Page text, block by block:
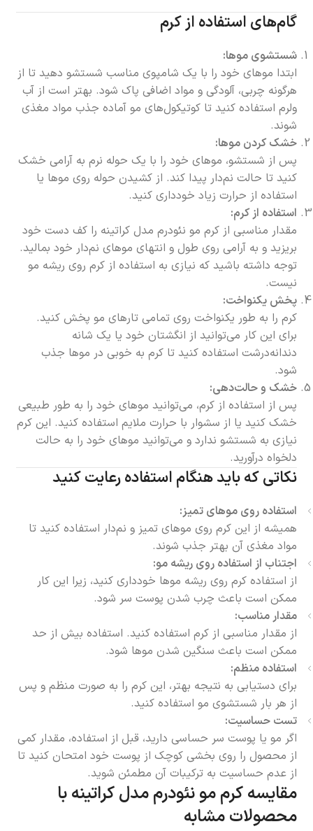
گام‌های استفاده از کرم
شستشوی موها:
ابتدا موهای خود را با یک شامپوی مناسب شستشو دهید تا از
هرگونه چربی، آلودگی و مواد اضافی پاک شود. بهتر است از آب
ولرم استفاده کنید تا کوتیکول‌های مو آماده جذب مواد مغذی
شوند.
خشک کردن موها:
پس از شستشو، موهای خود را با یک حوله نرم به آرامی خشک
کنید تا حالت نم‌دار پیدا کند. از کشیدن حوله روی موها یا
استفاده از حرارت زیاد خودداری کنید.
استفاده از کرم:
مقدار مناسبی از کرم مو نئودرم مدل کراتینه را کف دست خود
بریزید و به آرامی روی طول و انتهای موهای نم‌دار خود بمالید.
توجه داشته باشید که نیازی به استفاده از کرم روی ریشه مو
نیست.
پخش یکنواخت:
کرم را به طور یکنواخت روی تمامی تارهای مو پخش کنید.
برای این کار می‌توانید از انگشتان خود یا یک شانه
دندانه‌درشت استفاده کنید تا کرم به خوبی در موها جذب
شود.
خشک و حالت‌دهی:
پس از استفاده از کرم، می‌توانید موهای خود را به طور طبیعی
خشک کنید یا از سشوار با حرارت ملایم استفاده کنید. این کرم
نیازی به شستشو ندارد و می‌توانید موهای خود را به حالت
دلخواه درآورید.
نکاتی که باید هنگام استفاده رعایت کنید
استفاده روی موهای تمیز:
همیشه از این کرم روی موهای تمیز و نم‌دار استفاده کنید تا
مواد مغذی آن بهتر جذب شوند.
اجتناب از استفاده روی ریشه مو:
از استفاده کرم روی ریشه موها خودداری کنید، زیرا این کار
ممکن است باعث چرب شدن پوست سر شود.
مقدار مناسب:
از مقدار مناسبی از کرم استفاده کنید. استفاده بیش از حد
ممکن است باعث سنگین شدن موها شود.
استفاده منظم:
برای دستیابی به نتیجه بهتر، این کرم را به صورت منظم و پس
از هر بار شستشوی مو استفاده کنید.
تست حساسیت:
اگر مو یا پوست سر حساسی دارید، قبل از استفاده، مقدار کمی
از محصول را روی بخشی کوچک از پوست خود امتحان کنید تا
از عدم حساسیت به ترکیبات آن مطمئن شوید.
مقایسه کرم مو نئودرم مدل کراتینه با
محصولات مشابه